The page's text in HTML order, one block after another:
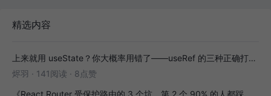
精选内容
上来就用 useState？你大概率用错了——useRef 的三种正确打开方式
烬羽 · 141阅读 · 8点赞
《React Router 受保护路由的 3 个坑，第 2 个 90% 的人都踩过》